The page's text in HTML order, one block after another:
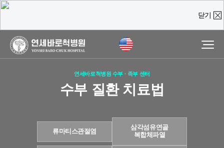
닫기
연세바로척병원 수부 · 족부 센터
수부 질환 치료법
류마티스관절염
삼각섬유연골
복합체파열
진료예약 및
실시간상담문의
질문을 남겨주시면,
담당 의료진이 직접 빠르게 답변을 드리도록 하겠습니다.